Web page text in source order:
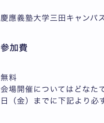
慶應義塾大学三田キャン
参加費
無料
会場開催についてはどなた
日（金）までに下記より必